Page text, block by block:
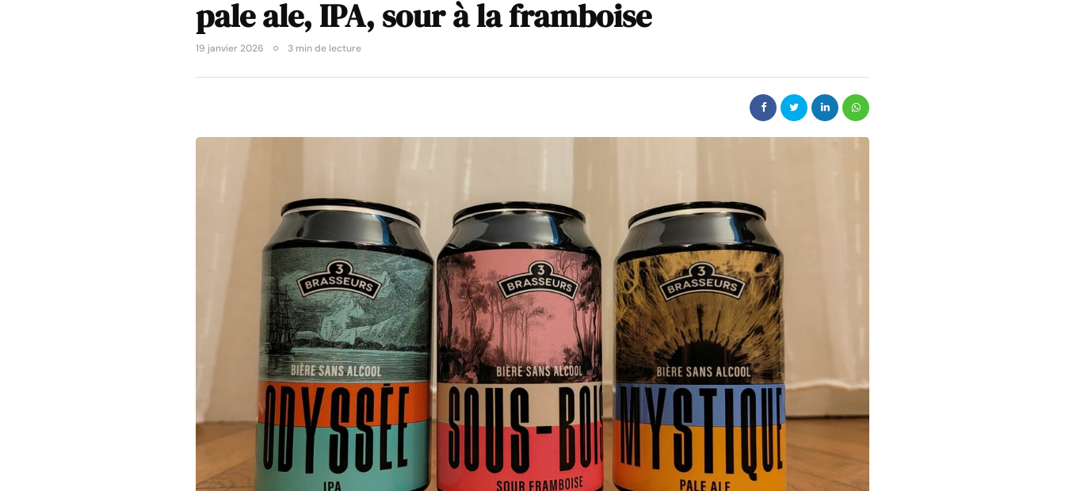
pale ale, IPA, sour à la framboise
19 janvier 2026 3 min de lecture